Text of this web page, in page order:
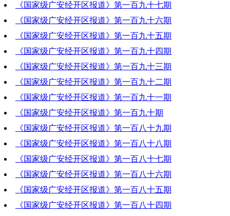
2022-12-29 19:20:08
《国家级广安经开区报道》第一百九十七期
2022-12-22 19:07:41
《国家级广安经开区报道》第一百九十六期
2022-12-15 19:25:57
《国家级广安经开区报道》第一百九十五期
2022-12-08 20:18:34
《国家级广安经开区报道》第一百九十四期
2022-12-01 18:58:55
《国家级广安经开区报道》第一百九十三期
2022-11-24 20:23:49
《国家级广安经开区报道》第一百九十二期
2022-11-17 19:22:44
《国家级广安经开区报道》第一百九十一期
2022-11-10 20:19:10
《国家级广安经开区报道》第一百九十期
2022-11-03 18:45:47
《国家级广安经开区报道》第一百八十九期
2022-10-27 20:00:19
《国家级广安经开区报道》第一百八十八期
2022-10-20 20:27:47
《国家级广安经开区报道》第一百八十七期
2022-10-13 19:57:03
《国家级广安经开区报道》第一百八十六期
2022-10-06 16:58:02
《国家级广安经开区报道》第一百八十五期
2022-09-29 19:36:04
《国家级广安经开区报道》第一百八十四期